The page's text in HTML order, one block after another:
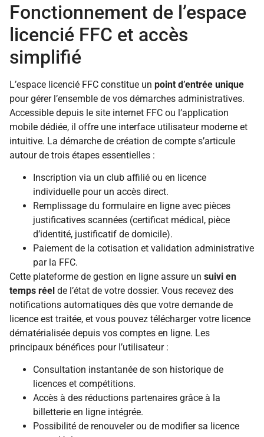
Fonctionnement de l’espace
licencié FFC et accès
simplifié
L’espace licencié FFC constitue un point d’entrée unique
pour gérer l’ensemble de vos démarches administratives.
Accessible depuis le site internet FFC ou l’application
mobile dédiée, il offre une interface utilisateur moderne et
intuitive. La démarche de création de compte s’articule
autour de trois étapes essentielles :
Inscription via un club affilié ou en licence
individuelle pour un accès direct.
Remplissage du formulaire en ligne avec pièces
justificatives scannées (certificat médical, pièce
d’identité, justificatif de domicile).
Paiement de la cotisation et validation administrative
par la FFC.
Cette plateforme de gestion en ligne assure un suivi en
temps réel de l’état de votre dossier. Vous recevez des
notifications automatiques dès que votre demande de
licence est traitée, et vous pouvez télécharger votre licence
dématérialisée depuis vos comptes en ligne. Les
principaux bénéfices pour l’utilisateur :
Consultation instantanée de son historique de
licences et compétitions.
Accès à des réductions partenaires grâce à la
billetterie en ligne intégrée.
Possibilité de renouveler ou de modifier sa licence